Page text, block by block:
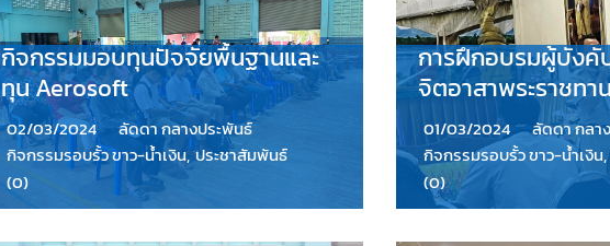
กิจกรรมมอบทุนปัจจัยพื้นฐานและ
ทุน Aerosoft
02/03/2024
ลัดดา กลางประพันธ์
กิจกรรมรอบรั้ว ขาว-น้ำเงิน, ประชาสัมพันธ์
(0)
การฝึกอบรมผู้บัง
จิตอาสาพระราชทา
01/03/2024
ลัดดา กลา
กิจกรรมรอบรั้ว ขาว-น้ำเงิน,
(0)